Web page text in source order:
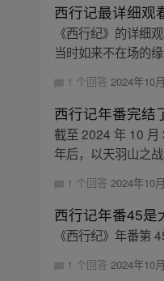
西行记最详细观
《西行纪》的详细
当时如来不在场的
1 个回答2024年10
西行记年番完结
截至 2024 年 10 月
年后，以天羽山之
1 个回答2024年10
西行记年番45是
《西行纪》年番第
1 个回答2024年10